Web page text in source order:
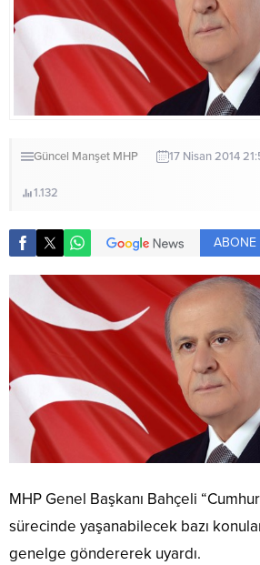
Güncel Manşet MHP 17 Nisan 2014
1.132
ABONE
MHP Genel Başkanı Bahçeli
sürecinde yaşanabilecek bazı
genelge göndererek uyardı.